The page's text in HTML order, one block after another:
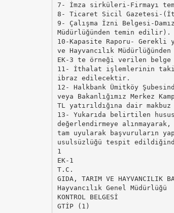
7- İmza sirküleri-Firmayı
8- Ticaret Sicil Gazetesi-
9- Çalışma İzni Belgesi-
Müdürlüğünden temin edilir).
10-Kapasite Raporu-
ve Hayvancılık
EK-3 te örneği verilen
11- İthalat işlemlerinin
ibraz edilecektir.
12- Halkbank Ümitköy
veya Bakanlığımız Merkez
TL yatırıldığına dair
13- Yukarıda belirtilen
değerlendirmeye
tam uyularak başvuruların
usulsüzlüğü tespit
1
EK-1
T.C.
GIDA, TARIM VE HAYVANCILIK
Hayvancılık Genel Müdürlüğü
KONTROL BELGESİ
GTİP (1)